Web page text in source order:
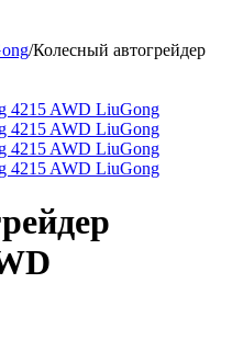
/Колесный автогрейдер